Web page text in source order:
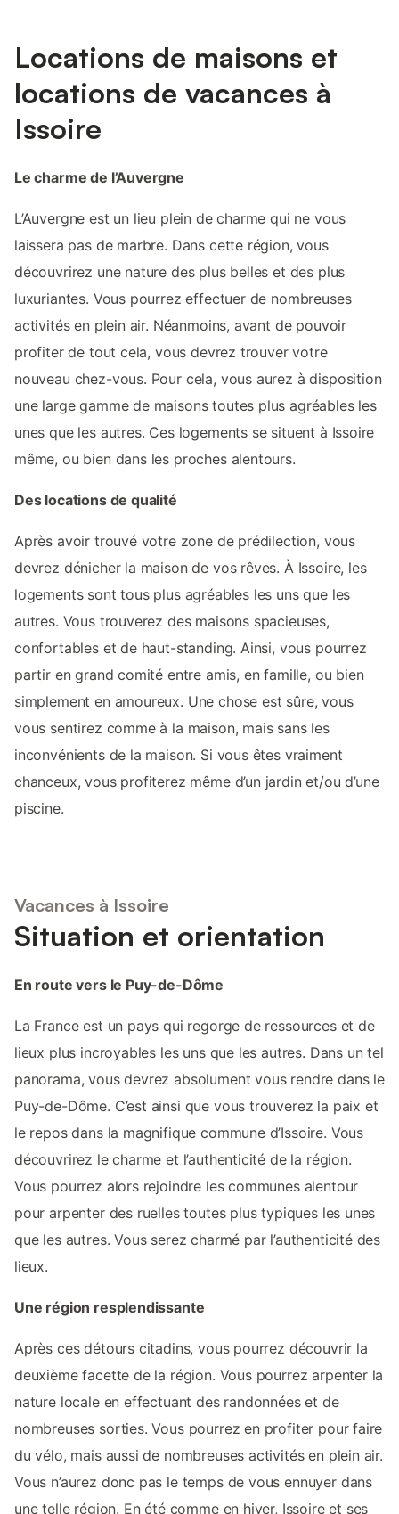
Locations de maisons et
locations de vacances à
Issoire
Le charme de l’Auvergne
L’Auvergne est un lieu plein de charme qui ne vous
laissera pas de marbre. Dans cette région, vous
découvrirez une nature des plus belles et des plus
luxuriantes. Vous pourrez effectuer de nombreuses
activités en plein air. Néanmoins, avant de pouvoir
profiter de tout cela, vous devrez trouver votre
nouveau chez-vous. Pour cela, vous aurez à disposition
une large gamme de maisons toutes plus agréables les
unes que les autres. Ces logements se situent à Issoire
même, ou bien dans les proches alentours.
Des locations de qualité
Après avoir trouvé votre zone de prédilection, vous
devrez dénicher la maison de vos rêves. À Issoire, les
logements sont tous plus agréables les uns que les
autres. Vous trouverez des maisons spacieuses,
confortables et de haut-standing. Ainsi, vous pourrez
partir en grand comité entre amis, en famille, ou bien
simplement en amoureux. Une chose est sûre, vous
vous sentirez comme à la maison, mais sans les
inconvénients de la maison. Si vous êtes vraiment
chanceux, vous profiterez même d’un jardin et/ou d’une
piscine.
Vacances à Issoire
Situation et orientation
En route vers le Puy-de-Dôme
La France est un pays qui regorge de ressources et de
lieux plus incroyables les uns que les autres. Dans un tel
panorama, vous devrez absolument vous rendre dans le
Puy-de-Dôme. C’est ainsi que vous trouverez la paix et
le repos dans la magnifique commune d’Issoire. Vous
découvrirez le charme et l’authenticité de la région.
Vous pourrez alors rejoindre les communes alentour
pour arpenter des ruelles toutes plus typiques les unes
que les autres. Vous serez charmé par l’authenticité des
lieux.
Une région resplendissante
Après ces détours citadins, vous pourrez découvrir la
deuxième facette de la région. Vous pourrez arpenter la
nature locale en effectuant des randonnées et de
nombreuses sorties. Vous pourrez en profiter pour faire
du vélo, mais aussi de nombreuses activités en plein air.
Vous n’aurez donc pas le temps de vous ennuyer dans
une telle région. En été comme en hiver, Issoire et ses